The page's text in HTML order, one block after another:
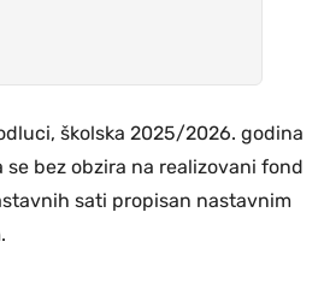
školska 2025/2026. godina
bez obzira na realizovani fond
sati propisan nastavnim